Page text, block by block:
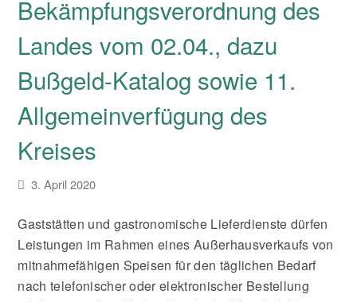
Bekämpfungsverordnung des
Landes vom 02.04., dazu
Bußgeld-Katalog sowie 11.
Allgemeinverfügung des
Kreises
3. April 2020
Gaststätten und gastronomische Lieferdienste dürfen
Leistungen im Rahmen eines Außerhausverkaufs von
mitnahmefähigen Speisen für den täglichen Bedarf
nach telefonischer oder elektronischer Bestellung